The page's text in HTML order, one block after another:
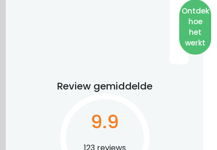
Ontdek
hoe
het
werkt
Review gemiddelde
9.9